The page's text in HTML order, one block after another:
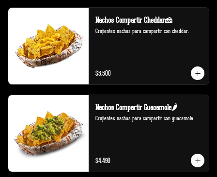
Nachos Compartir Cheddar🧀
Crujientes nachos para compartir con cheddar.
$5.500
Nachos Compartir Guacamole🌶️
Crujientes nachos para compartir con guacamole.
$4.490